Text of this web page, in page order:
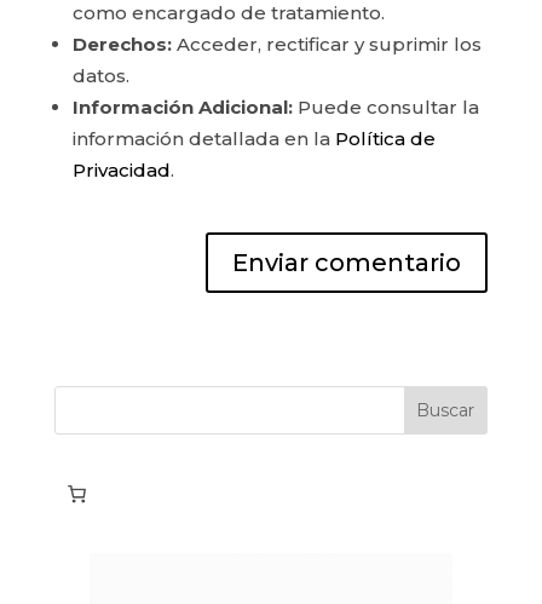
como encargado de tratamiento.
Derechos:Acceder, rectificar y suprimir los
datos.
Información Adicional:Puede consultar la
información detallada en la Política de
Privacidad.